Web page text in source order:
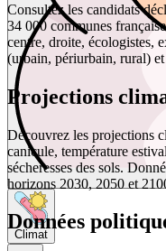
Climat
Consultez les candidats
34 000 communes
centre, droite, écologistes,
(urbain, périurbain, rural)
Projections
Découvrez les projections
canicule, température
sécheresses des sols.
horizons 2030, 2050 et
Données